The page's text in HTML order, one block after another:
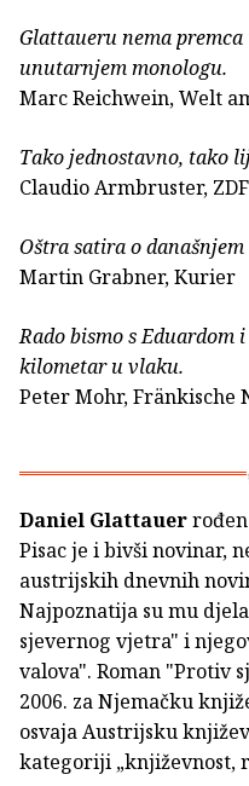
Glattaueru nema
unutarnjem monologu.
Marc Reichwein, Welt
Tako jednostavno, tako
Claudio Armbruster,
Oštra satira o
Martin Grabner, Kurier
Rado bismo s
kilometar u vlaku.
Peter Mohr, Fränkische
Daniel Glattauer
Pisac je i bivši novinar,
austrijskih dnevnih
Najpoznatija su mu
sjevernog vjetra" i
valova". Roman "Protiv
2006. za Njemačku
osvaja Austrijsku
kategoriji „književnost,